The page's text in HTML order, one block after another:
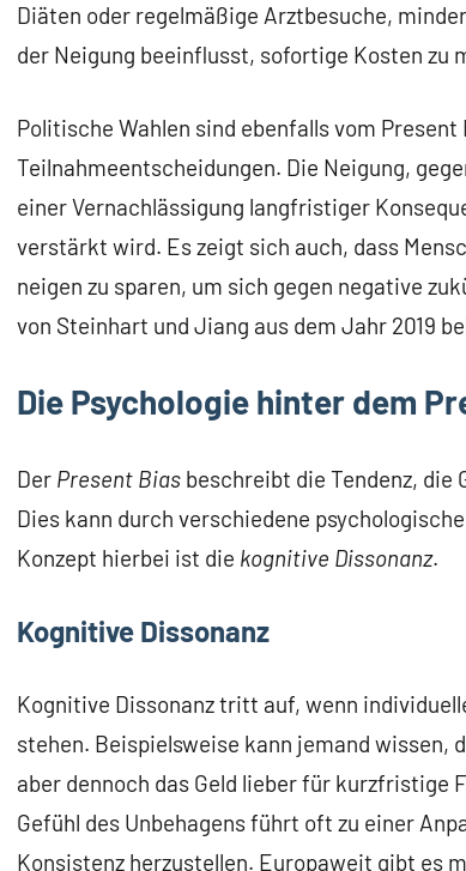
Diäten oder regelmäßige Arztbesuche,
der Neigung beeinflusst, sofortige Kosten zu
Politische Wahlen sind ebenfalls vom
Teilnahmeentscheidungen. Die Neigung,
einer Vernachlässigung langfristiger
verstärkt wird. Es zeigt sich auch, dass
neigen zu sparen, um sich gegen negative
von Steinhart und Jiang aus dem Jahr 2019
Die Psychologie hinter dem
Der Present Bias beschreibt die Tendenz,
Dies kann durch verschiedene
Konzept hierbei ist die kognitive Dissonanz.
Kognitive Dissonanz
Kognitive Dissonanz tritt auf, wenn
stehen. Beispielsweise kann jemand wissen,
aber dennoch das Geld lieber für kurzfristige
Gefühl des Unbehagens führt oft zu einer
Konsistenz herzustellen. Europaweit gibt es